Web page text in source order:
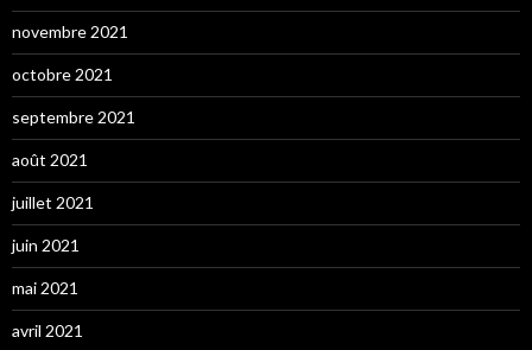
novembre 2021
octobre 2021
septembre 2021
août 2021
juillet 2021
juin 2021
mai 2021
avril 2021